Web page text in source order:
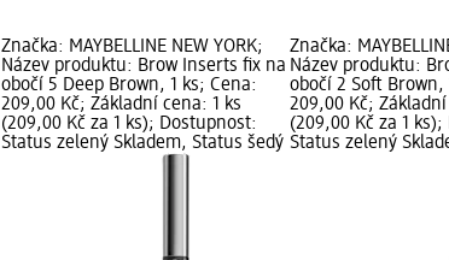
Značka: MAYBELLINE NEW YORK;
Název produktu: Brow Inserts fix na
obočí 5 Deep Brown, 1 ks; Cena:
209,00 Kč; Základní cena: 1 ks
(209,00 Kč za 1 ks); Dostupnost:
Status zelený Skladem, Status šedý
Značka:
Název produktu:
obočí 2 Soft Brown,
209,00 Kč; Základní
(209,00 Kč za 1
Status zelený